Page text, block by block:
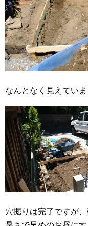
なんとなく見えていま
穴掘りは完了ですが